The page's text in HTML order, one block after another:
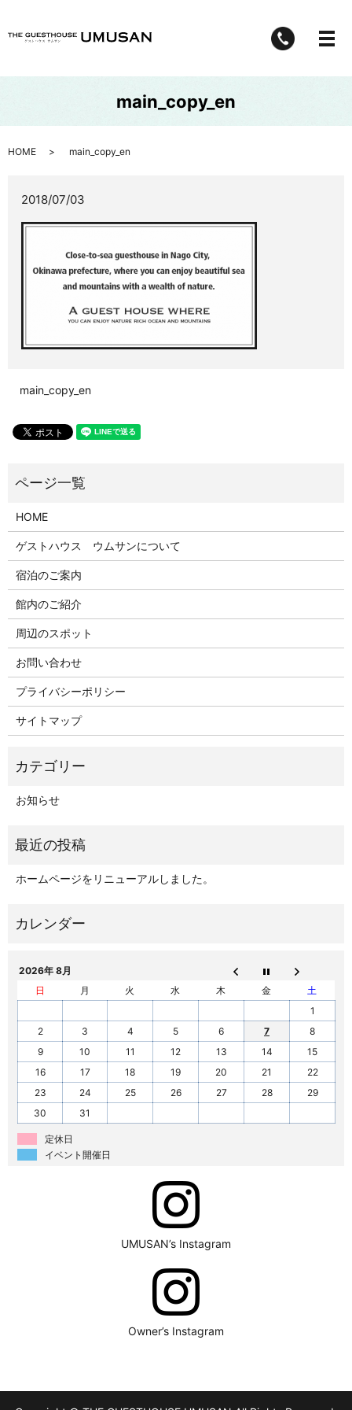
メ
main_copy_en
HOME main_copy_en
2018/07/03
main_copy_en
HOME
ゲストハウス ウムサンについて
宿泊のご案内
館内のご紹介
周辺のスポット
お問い合わせ
プライバシーポリシー
サイトマップ
お知らせ
ホームページをリニューアルしました。
2026年 8月
日
月 火 水 木 金
土
1
2
3 4 5 6 7
8
9
10 11 12 13 14
15
16
17 18 19 20 21
22
23
24 25 26 27 28
29
30
31
定休日
イベント開催日
UMUSAN’s Instagram
Owner’s Instagram